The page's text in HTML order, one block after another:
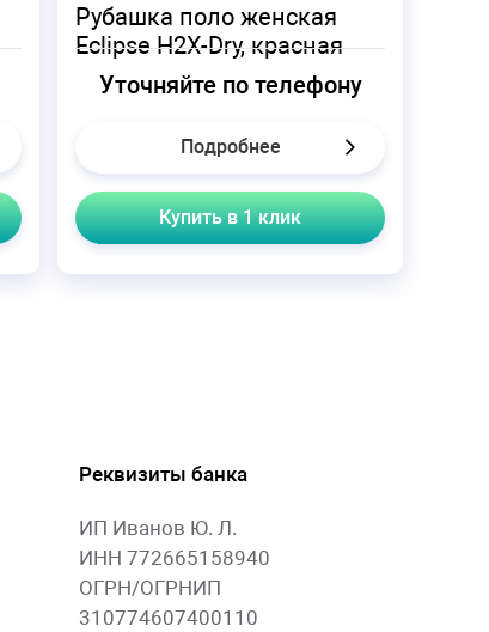
Рубашка поло женская
Eclipse H2X-Dry, красная
Уточняйте по телефону
Подробнее
Купить в 1 клик
Реквизиты банка
ИП Иванов Ю. Л.
ИНН 772665158940
ОГРН/ОГРНИП
310774607400110